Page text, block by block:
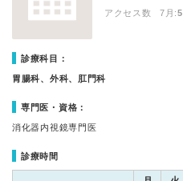
アクセス数 7月:5
診療科目：
胃腸科、外科、肛門科
専門医・資格：
消化器内視鏡専門医
診療時間